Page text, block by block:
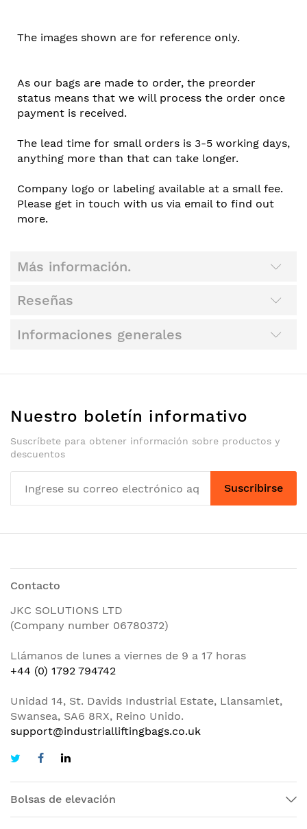
The images shown are for reference only.
As our bags are made to order, the preorder
status means that we will process the order once
payment is received.
The lead time for small orders is 3-5 working days,
anything more than that can take longer.
Company logo or labeling available at a small fee.
Please get in touch with us via email to find out
more.
Más información.
Reseñas
Informaciones generales
Nuestro boletín informativo
Suscríbete para obtener información sobre productos y
descuentos
Suscribirse
Contacto
JKC SOLUTIONS LTD
(Company number 06780372)
Llámanos de lunes a viernes de 9 a 17 horas
+44 (0) 1792 794742
Unidad 14, St. Davids Industrial Estate, Llansamlet,
Swansea, SA6 8RX, Reino Unido.
support@industrialliftingbags.co.uk
Bolsas de elevación